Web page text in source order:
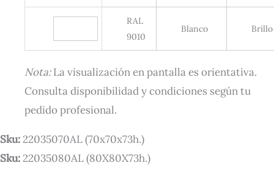
RAL
9010
Blanco Brillo
Nota:La visualización en pantalla es orientativa.
Consulta disponibilidad y condiciones según tu
pedido profesional.
Sku: 22035070AL (70x70x73h.)
Sku: 22035080AL (80X80X73h.)